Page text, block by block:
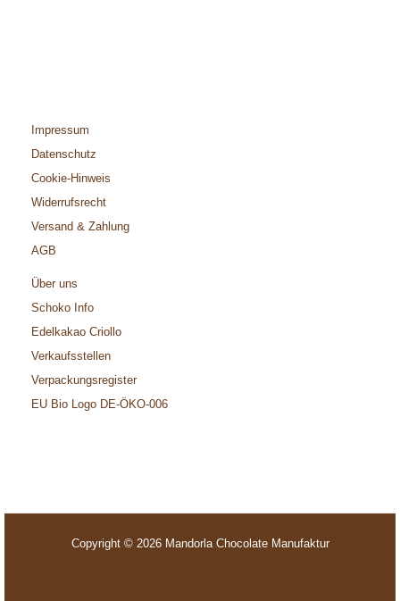
Impressum
Datenschutz
Cookie-Hinweis
Widerrufsrecht
Versand & Zahlung
AGB
Über uns
Schoko Info
Edelkakao Criollo
Verkaufsstellen
Verpackungsregister
EU Bio Logo DE-ÖKO-006
Copyright © 2026 Mandorla Chocolate Manufaktur